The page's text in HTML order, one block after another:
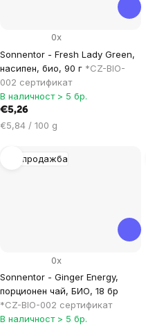
Sonnentor - Fresh Lady Green,
насипен, био, 90 г *CZ-BIO-
002 сертификат
0x
В наличност > 5 бр.
€5,26
Цена
мярка:
€5,84 / 100 g
Разпродажба
Sonnentor - Ginger Energy,
порционен чай, БИО, 18 бр
*CZ-BIO-002 сертификат
0x
В наличност > 5 бр.